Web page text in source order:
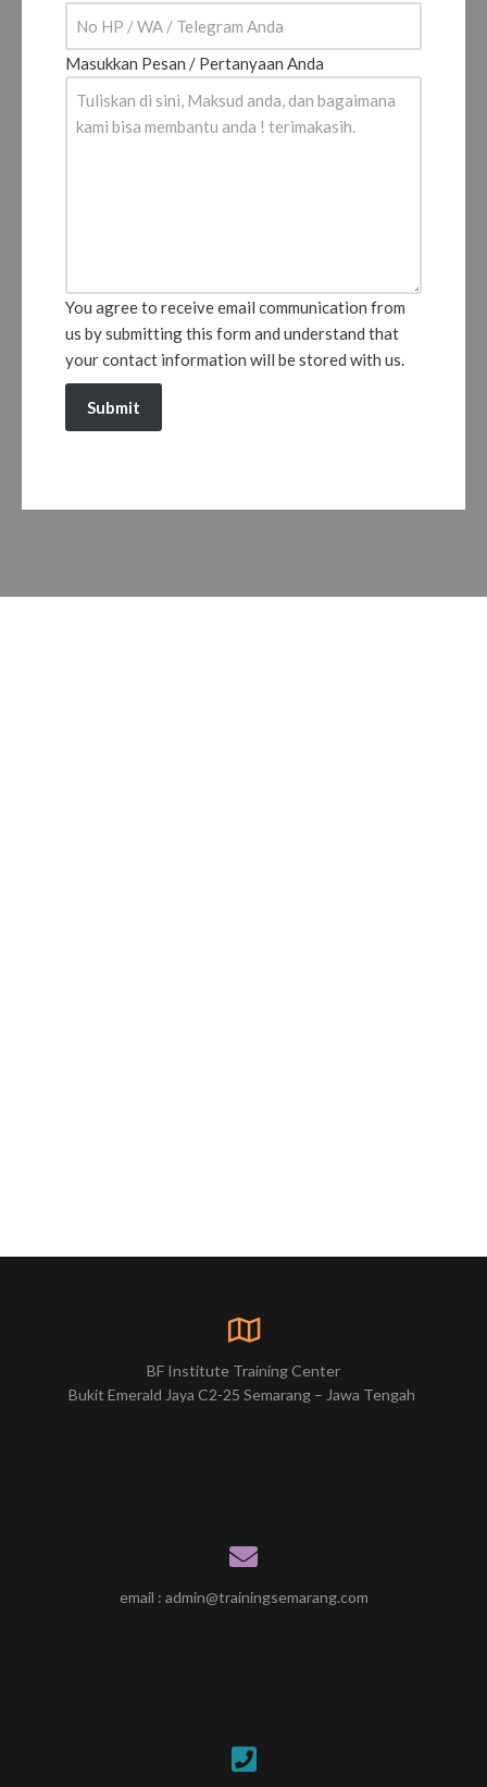
Masukkan Pesan / Pertanyaan Anda
You agree to receive email communication from
us by submitting this form and understand that
your contact information will be stored with us.
Submit
BF Institute Training Center
Bukit Emerald Jaya C2-25 Semarang – Jawa Tengah
email : admin@trainingsemarang.com